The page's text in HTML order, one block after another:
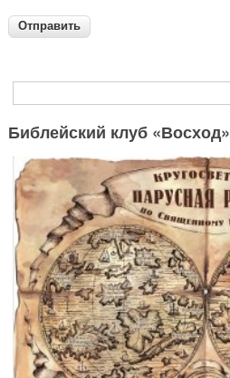
Форма поиска
Библейский клуб «Восход»